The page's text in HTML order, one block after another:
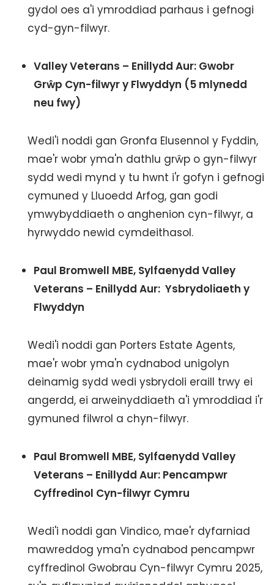
gydol oes a'i ymroddiad parhaus i gefnogi
cyd-gyn-filwyr.
Valley Veterans – Enillydd Aur: Gwobr
Grŵp Cyn-filwyr y Flwyddyn (5 mlynedd
neu fwy)
Wedi'i noddi gan Gronfa Elusennol y Fyddin,
mae'r wobr yma'n dathlu grŵp o gyn-filwyr
sydd wedi mynd y tu hwnt i'r gofyn i gefnogi
cymuned y Lluoedd Arfog, gan godi
ymwybyddiaeth o anghenion cyn-filwyr, a
hyrwyddo newid cymdeithasol.
Paul Bromwell MBE, Sylfaenydd Valley
Veterans – Enillydd Aur: Ysbrydoliaeth y
Flwyddyn
Wedi'i noddi gan Porters Estate Agents,
mae'r wobr yma'n cydnabod unigolyn
deinamig sydd wedi ysbrydoli eraill trwy ei
angerdd, ei arweinyddiaeth a'i ymroddiad i'r
gymuned filwrol a chyn-filwyr.
Paul Bromwell MBE, Sylfaenydd Valley
Veterans – Enillydd Aur: Pencampwr
Cyffredinol Cyn-filwyr Cymru
Wedi'i noddi gan Vindico, mae'r dyfarniad
mawreddog yma'n cydnabod pencampwr
cyffredinol Gwobrau Cyn-filwyr Cymru 2025,